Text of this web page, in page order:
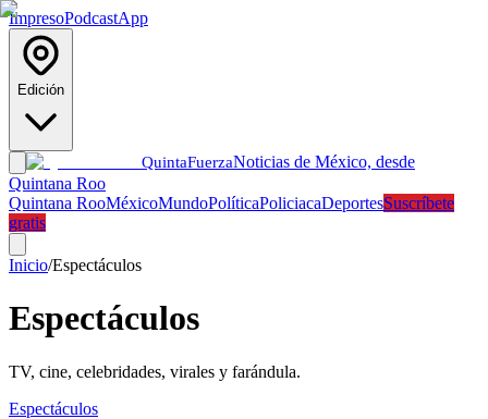
ImpresoPodcastApp
Edición
QuintaFuerzaNoticias de México, desde
Quintana Roo
Quintana RooMéxicoMundoPolíticaPoliciacaDeportesSuscríbete
gratis
Inicio/Espectáculos
Espectáculos
TV, cine, celebridades, virales y farándula.
Espectáculos